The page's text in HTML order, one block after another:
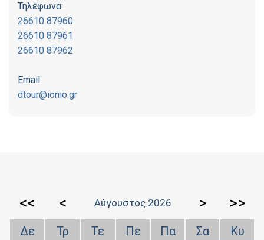
Τηλέφωνα:
26610 87960
26610 87961
26610 87962
Email:
dtour@ionio.gr
<< < Αύγουστος 2026 > >>
Δε Τρ Τε Πε Πα Σα
Κυ